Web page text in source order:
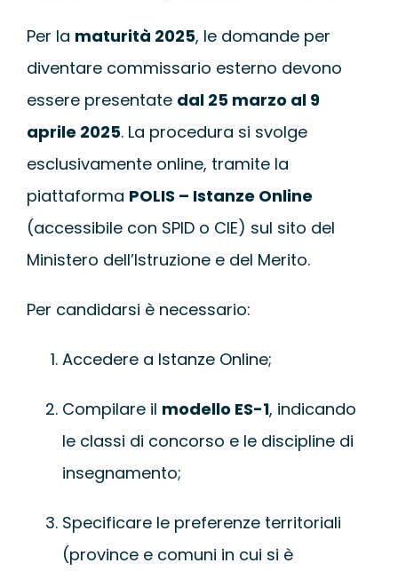
Per la maturità 2025, le domande per
diventare commissario esterno devono
essere presentate dal 25 marzo al 9
aprile 2025. La procedura si svolge
esclusivamente online, tramite la
piattaforma POLIS – Istanze Online
(accessibile con SPID o CIE) sul sito del
Ministero dell’Istruzione e del Merito.
Per candidarsi è necessario:
Accedere a Istanze Online;
Compilare il modello ES-1, indicando
le classi di concorso e le discipline di
insegnamento;
Specificare le preferenze territoriali
(province e comuni in cui si è